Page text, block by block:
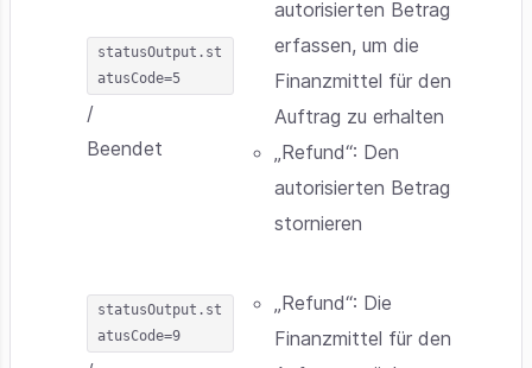
statusOutput.st
atusCode=5
/
Beendet
autorisierten Betrag
erfassen, um die
Finanzmittel für den
Auftrag zu erhalten
„Refund“: Den
autorisierten Betrag
stornieren
statusOutput.st
atusCode=9
„Refund“: Die
Finanzmittel für den